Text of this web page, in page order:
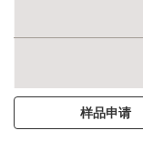
样品申请